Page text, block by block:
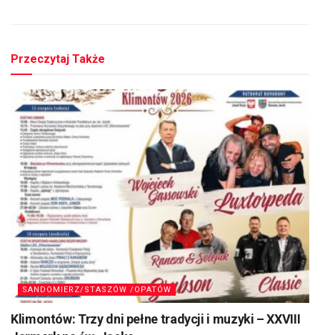
Przeczytaj Także
SANDOMIERZ/STASZÓW /OPATÓW
Klimontów: Trzy dni pełne tradycji i muzyki – XXVIII